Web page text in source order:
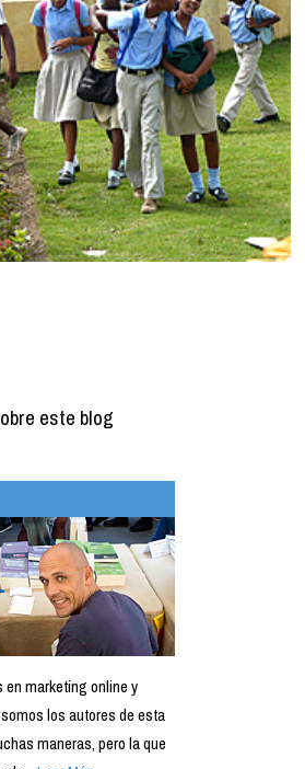
este blog
marketing online y
los autores de esta
maneras, pero la que